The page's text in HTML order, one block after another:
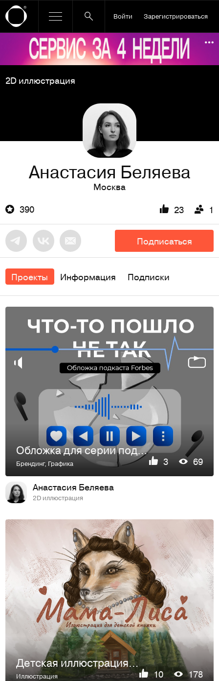
Войти Зарегистрироваться
Ссылка баннера
2D иллюстрация
Анастасия Беляева
Москва
390
23 1
Подписаться
Проекты Информация Подписки
Обложка для серии подкастов Forbes
Брендинг, Графика 3 69
Анастасия Беляева
2D иллюстрация
Детская иллюстрация (мама-лиса)
Иллюстрация 10 178